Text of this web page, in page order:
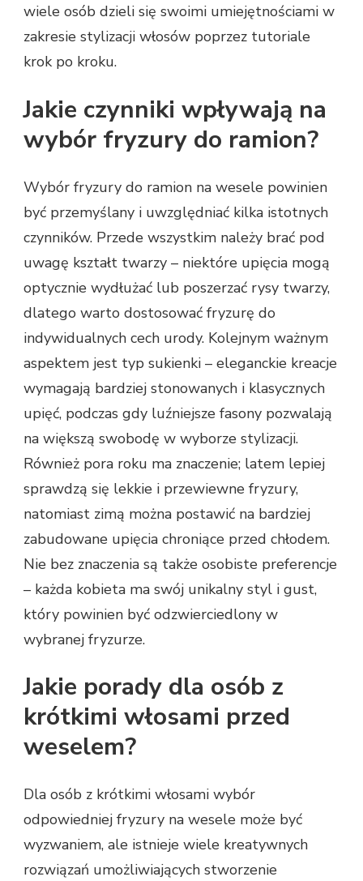
wiele osób dzieli się swoimi umiejętnościami w
zakresie stylizacji włosów poprzez tutoriale
krok po kroku.
Jakie czynniki wpływają na
wybór fryzury do ramion?
Wybór fryzury do ramion na wesele powinien
być przemyślany i uwzględniać kilka istotnych
czynników. Przede wszystkim należy brać pod
uwagę kształt twarzy – niektóre upięcia mogą
optycznie wydłużać lub poszerzać rysy twarzy,
dlatego warto dostosować fryzurę do
indywidualnych cech urody. Kolejnym ważnym
aspektem jest typ sukienki – eleganckie kreacje
wymagają bardziej stonowanych i klasycznych
upięć, podczas gdy luźniejsze fasony pozwalają
na większą swobodę w wyborze stylizacji.
Również pora roku ma znaczenie; latem lepiej
sprawdzą się lekkie i przewiewne fryzury,
natomiast zimą można postawić na bardziej
zabudowane upięcia chroniące przed chłodem.
Nie bez znaczenia są także osobiste preferencje
– każda kobieta ma swój unikalny styl i gust,
który powinien być odzwierciedlony w
wybranej fryzurze.
Jakie porady dla osób z
krótkimi włosami przed
weselem?
Dla osób z krótkimi włosami wybór
odpowiedniej fryzury na wesele może być
wyzwaniem, ale istnieje wiele kreatywnych
rozwiązań umożliwiających stworzenie